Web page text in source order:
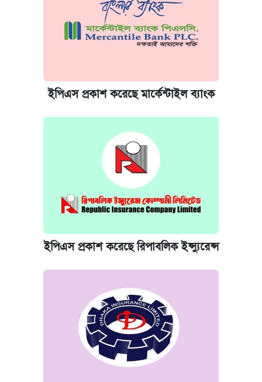
ইপিএস প্রকাশ করেছে মার্কেন্টাইল ব্যাংক
ইপিএস প্রকাশ করেছে রিপাবলিক ইন্স্যুরেন্স